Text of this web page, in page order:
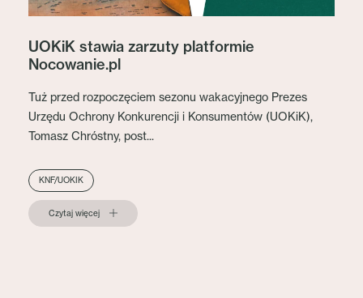
UOKiK stawia zarzuty platformie
Nocowanie.pl
Tuż przed rozpoczęciem sezonu wakacyjnego Prezes
Urzędu Ochrony Konkurencji i Konsumentów (UOKiK),
Tomasz Chróstny, post...
KNF/UOKIK
Czytaj więcej